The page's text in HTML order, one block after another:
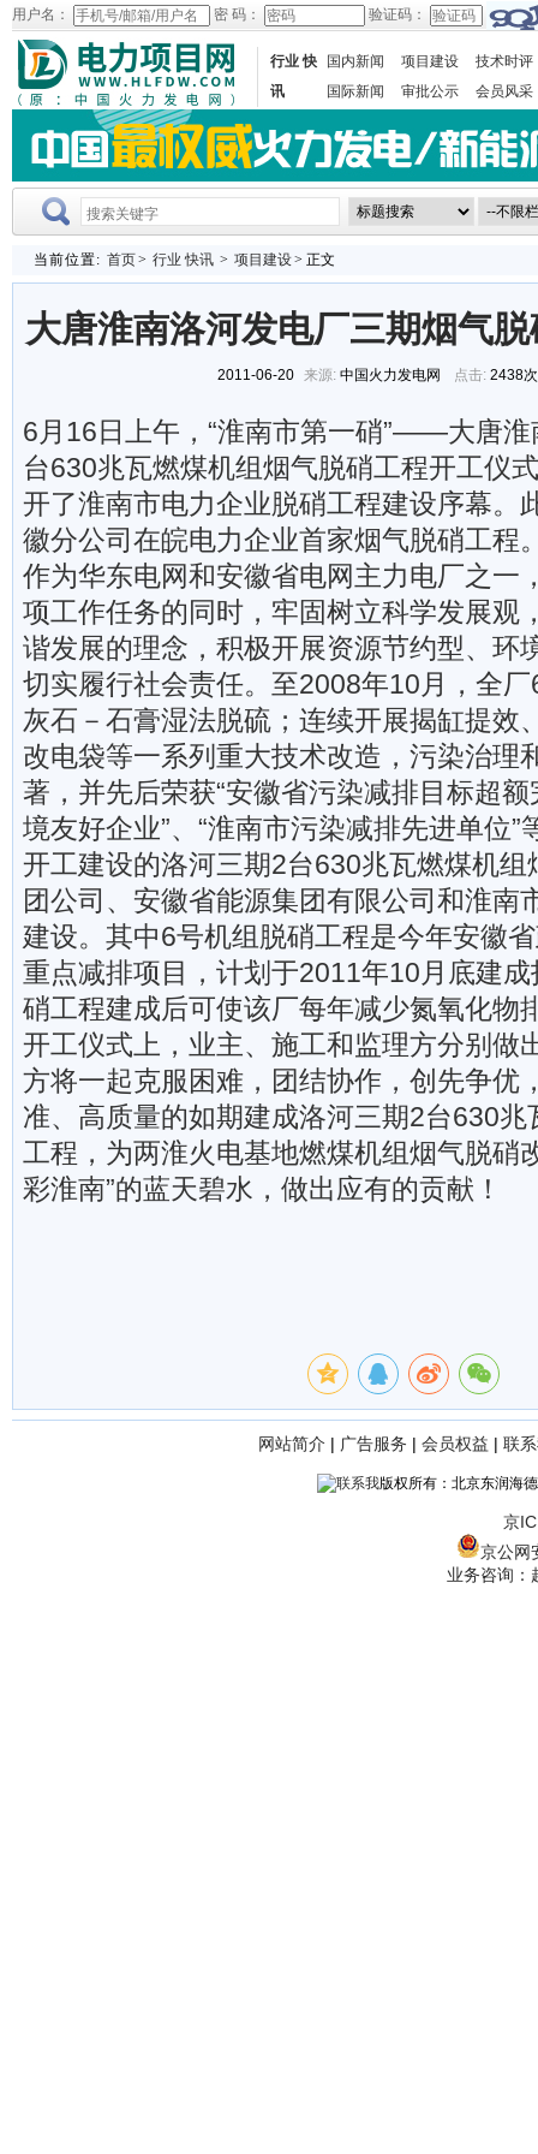
用户名： 密 码： 验证码：
行业 快
讯
国内新闻 项目建设
技术时评
国际新闻
审批公示 会员风采
当前位置: 首页> 行业 快讯 > 项目建设> 正文
大唐淮南洛河发电厂三期烟气
2011-06-20 来源: 中国火力发电网 点击: 2438
6月16日上午，“淮南市第一硝”——大唐淮
台630兆瓦燃煤机组烟气脱硝工程开工仪
开了淮南市电力企业脱硝工程建设序幕。
徽分公司在皖电力企业首家烟气脱硝工程
作为华东电网和安徽省电网主力电厂之一
项工作任务的同时，牢固树立科学发展观
谐发展的理念，积极开展资源节约型、环
切实履行社会责任。至2008年10月，全
灰石－石膏湿法脱硫；连续开展揭缸提效
改电袋等一系列重大技术改造，污染治理
著，并先后荣获“安徽省污染减排目标超额
境友好企业”、“淮南市污染减排先进单位”
开工建设的洛河三期2台630兆瓦燃煤机
团公司、安徽省能源集团有限公司和淮南
建设。其中6号机组脱硝工程是今年安徽
重点减排项目，计划于2011年10月底建
硝工程建成后可使该厂每年减少氮氧化物
开工仪式上，业主、施工和监理方分别做
方将一起克服困难，团结协作，创先争优
准、高质量的如期建成洛河三期2台630
工程，为两淮火电基地燃煤机组烟气脱硝
彩淮南”的蓝天碧水，做出应有的贡献！
网站简介 | 广告服务 | 会员权益 | 联
版权所有：北京东润海
京
京公网
业务咨询：